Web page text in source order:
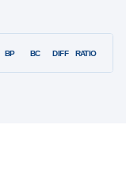
BP BC DIFF RATIO